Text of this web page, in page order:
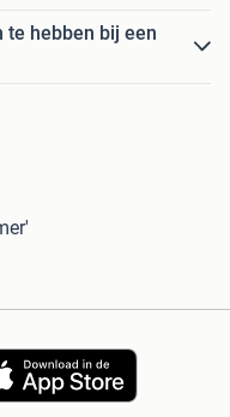
te hebben bij een